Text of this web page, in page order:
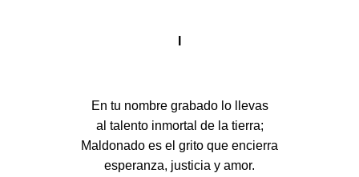
En tu nombre grabado lo llevas
al talento inmortal de la tierra;
Maldonado es el grito que encierra
esperanza, justicia y amor.